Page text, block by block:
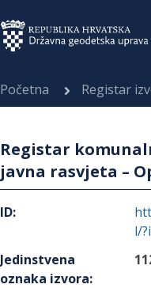
Početna Registar
Registar
javna rasvjeta –
ID:
l/
Jedinstvena
oznaka izvora: